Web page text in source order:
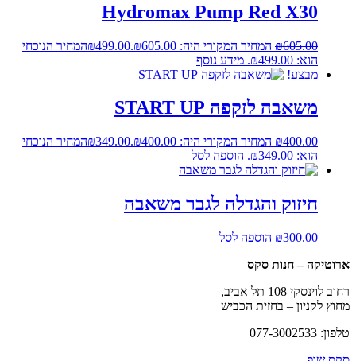
Hydromax Pump Red X30
₪605.00 המחיר המקורי היה: ₪605.00. ₪499.00
המחיר הנוכחי
הוא: ₪499.00.
מידע נוסף
מבצע!
משאבה לזקפה START UP
₪400.00 המחיר המקורי היה: ₪400.00. ₪349.00
המחיר הנוכחי
הוא: ₪349.00.
הוספה לסל
חיזוק והגדלה לגבר משאבה
₪300.00
הוספה לסל
ארוטיקה – חנות סקס
רחוב לוינסקי 108 תל אביב,
מחוץ לקניון – בחזית הכביש
טלפון: 077-3002533